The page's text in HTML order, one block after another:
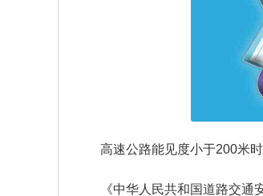
高速公路能见度小于200米
《中华人民共和国道路交